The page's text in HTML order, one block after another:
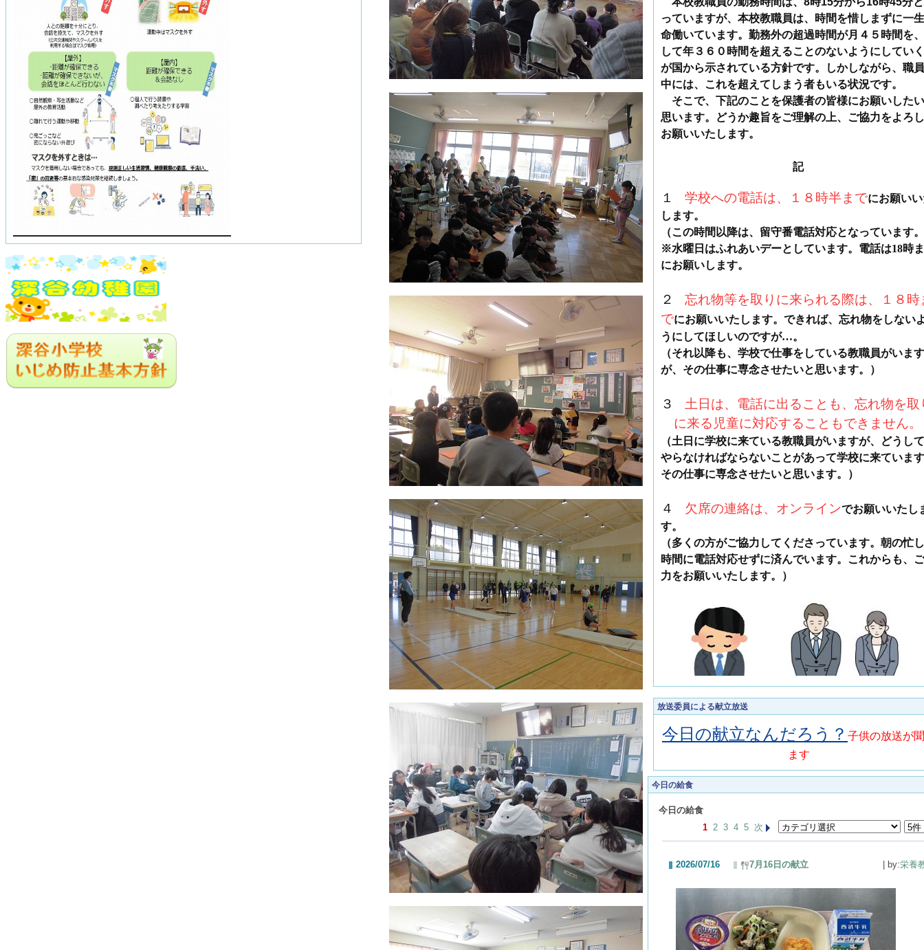
っていますが、本校教職員は、時間を惜しまずに一
命働いています。勤務外の超過時間が月４５時間を
して年３６０時間を超えることのないようにしてい
が国から示されている方針です。しかしながら、職
中には、これを超えてしまう者もいる状況です。
そこで、下記のことを保護者の皆様にお願いした
思います。どうか趣旨をご理解の上、ご協力をよろ
お願いいたします。
記
１ 学校への電話は、１８時半までにお願い
します。
（この時間以降は、留守番電話対応となっています
※水曜日はふれあいデーとしています。電話は18時
にお願いします。
２
忘れ物等を取りに来られる際は、１８時
でにお願いいたします。できれば、忘れ物をしない
うにしてほしいのですが…。
（それ以降も、学校で仕事をしている教職員がいます
が、その仕事に専念させたいと思います。）
３ 土 日 は、電話に出ることも、忘れ物を取
に来る児童に対応することもできません。
（土日に学校に来ている教職員がいますが、どうし
やらなければならないことがあって学校に来ていま
その仕事に専念させたいと思います。）
４ 欠席の連絡は、オンラインでお願いいたし
す。
（多くの方がご協力してくださっています。朝の忙
時間に電話対応せずに済んでいます。これからも、
力をお願いいたします。）
放送委員による献立放送
今日の献立なんだろう？ 子供の放送が
ます
今日の給食
今日の給食
1 2 3 4 5 次
2026/07/16 7月16日の献立 | by:栄養